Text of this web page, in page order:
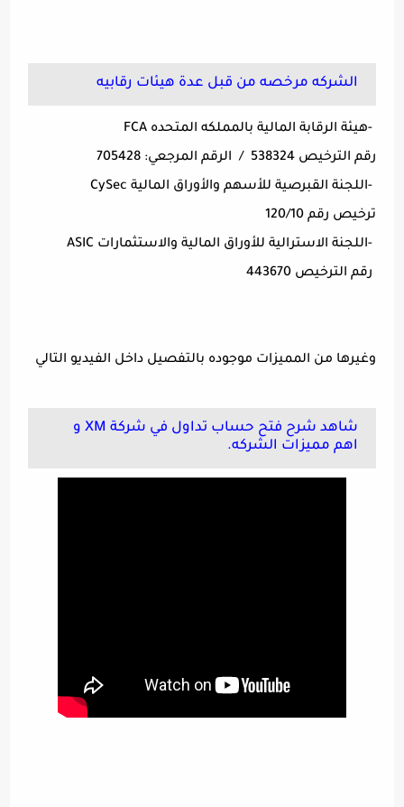
الشركه مرخصه من قبل عدة هيئات رقابيه
-هيئة الرقابة المالية بالمملكه المتحده FCA
رقم الترخيص 538324 / الرقم المرجعي: 705428
-اللجنة القبرصية للأسهم والأوراق المالية CySec
ترخيص رقم 120/10
-اللجنة الاسترالية للأوراق المالية والاستثمارات ASIC
رقم الترخيص 443670
وغيرها من المميزات موجوده بالتفصيل داخل الفيديو التالي
شاهد شرح فتح حساب تداول في شركة XM و
اهم مميزات الشركه.